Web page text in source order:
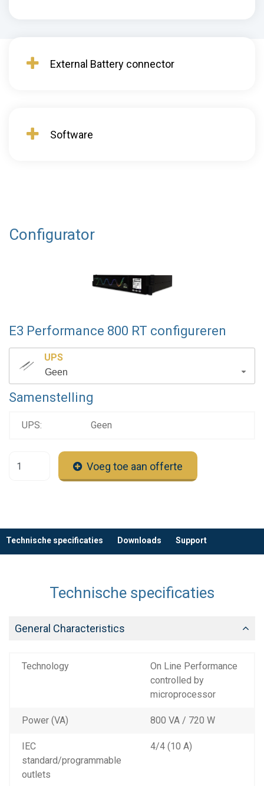
External Battery connector
Software
Configurator
E3 Performance 800 RT configureren
UPS
Geen
Samenstelling
UPS: Geen
Voeg toe aan offerte
Technische specificaties Downloads Support
Technische specificaties
General Characteristics
Technology
On Line Performance
controlled by
microprocessor
Power (VA) 800 VA / 720 W
IEC
standard/programmable
outlets
4/4 (10 A)